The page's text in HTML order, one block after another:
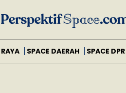
SPACE DAERAH SPACE DPR